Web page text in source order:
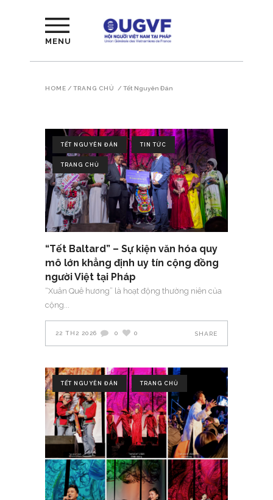
MENU
HOME / TRANG CHỦ / Tết Nguyên Đán
TẾT NGUYÊN ĐÁN TIN TỨC
TRANG CHỦ
“Tết Baltard” – Sự kiện văn hóa quy
mô lớn khẳng định uy tín cộng đồng
người Việt tại Pháp
“Xuân Quê hương” là hoạt động thường niên của
cộng
22 TH2 2026 0 0 SHARE
TẾT NGUYÊN ĐÁN TRANG CHỦ